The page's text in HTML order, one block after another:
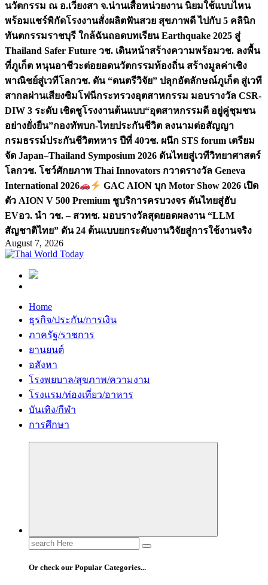
นวัตกรรม ณ อ.เวียงสา จ.น่านเสื้อหน่วยงาน นิยมใช้แบบไหน
พร้อมแชร์พิกัดโรงงานสั่งผลิตฟันสวย สุขภาพดี ไปกับ 5 คลินิก
ทันตกรรมราชบุรี ใกล้ฉันถอดบทเรียน Earthquake 2025 สู่
Thailand Safer Future วช. เดินหน้าสร้างความพร้อมวช. ลงพื้น
ที่ภูเก็ต หนุนอาชีวะต่อยอดนวัตกรรมท้องถิ่น สร้างมูลค่าเชิง
พาณิชย์สู่เวทีโลกวช. ดัน “ดนตรีวิจัย” ปลุกอัตลักษณ์ภูเก็ต สู่เวที
สากลผ่านเสียงซิมโฟนีกระทรวงอุตสาหกรรม มอบรางวัล CSR-
DIW 3 ระดับ เชิดชูโรงงานต้นแบบ“อุตสาหกรรมดี อยู่คู่ชุมชน
อย่างยั่งยืน”กองทัพบก-ไทยประกันชีวิต ลงนามต่อสัญญา
กรมธรรม์ประกันชีวิตทหาร ปีที่ 40วช. ผนึก STS forum เตรียม
จัด Japan–Thailand Symposium 2026 ดันไทยสู่เวทีวิทยาศาสตร์
โลกวช. โชว์ศักยภาพ Thai Innovators กวาดรางวัล Geneva
International 2026
GAC AION บุก Motor Show 2026 เปิด
ตัว AION V 500 Premium ชูบริการครบวงจร ดันไทยสู่ฮับ
EVอว. นำ วช. – สวทช. มอบรางวัลสุดยอดผลงาน “LLM
สัญชาติไทย” ดัน 24 ต้นแบบยกระดับงานวิจัยสู่การใช้งานจริง
August 7, 2026
Home
ธุรกิจ/ประกัน/การเงิน
ภาครัฐ/ราชการ
ยานยนต์
อสังหา
โรงพยบาล/สุขภาพ/ความงาม
โรงแรม/ท่องเที่ยว/อาหาร
บันเทิง/กีฬา
การศึกษา
Search
for:
Or check our Popular Categories...